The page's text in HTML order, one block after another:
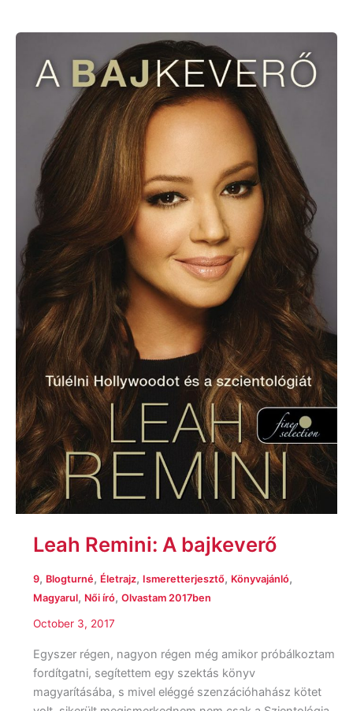
Leah Remini: A bajkeverő
9, Blogturné, Életrajz, Ismeretterjesztő, Könyvajánló,
Magyarul, Női író, Olvastam 2017ben
October 3, 2017
Egyszer régen, nagyon régen még amikor próbálkoztam
fordítgatni, segítettem egy szektás könyv
magyarításába, s mivel eléggé szenzációhahász kötet
Remini:
A
bajkeverő